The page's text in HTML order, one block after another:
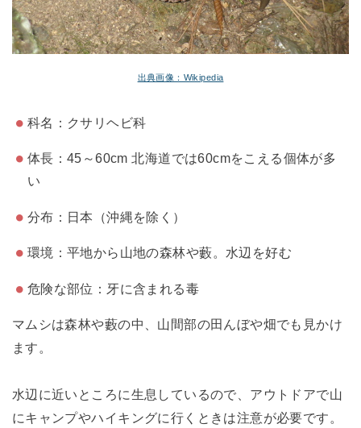
出典画像：Wikipedia
科名：クサリヘビ科
体長：45～60cm 北海道では60cmをこえる個体が多
い
分布：日本（沖縄を除く）
環境：平地から山地の森林や藪。水辺を好む
危険な部位：牙に含まれる毒
マムシは森林や藪の中、山間部の田んぼや畑でも見かけ
ます。
水辺に近いところに生息しているので、アウトドアで山
にキャンプやハイキングに行くときは注意が必要です。